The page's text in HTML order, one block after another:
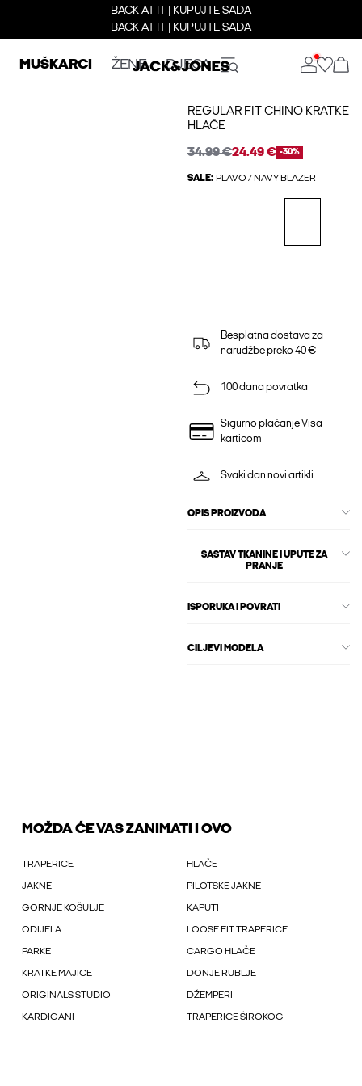
BACK AT IT | KUPUJTE SADA
BACK AT IT | KUPUJTE SADA
MUŠKARCI ŽENE DJECA
REGULAR FIT CHINO KRATKE
HLAČE
34.99 €24.49 € -30%
SALE: PLAVO / NAVY BLAZER
Besplatna dostava za
narudžbe preko 40 €
100 dana povratka
Sigurno plaćanje Visa
karticom
Svaki dan novi artikli
OPIS PROIZVODA
SASTAV TKANINE I UPUTE ZA
PRANJE
ISPORUKA I POVRATI
CILJEVI MODELA
MOŽDA ĆE VAS ZANIMATI I OVO
TRAPERICE HLAČE
JAKNE PILOTSKE JAKNE
GORNJE KOŠULJE KAPUTI
ODIJELA LOOSE FIT TRAPERICE
PARKE CARGO HLAČE
KRATKE MAJICE DONJE RUBLJE
ORIGINALS STUDIO DŽEMPERI
KARDIGANI TRAPERICE ŠIROKOG